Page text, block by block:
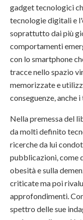
gadget tecnologici
tecnologie digitali e
soprattutto dai più
comportamenti
con lo smartphone
tracce nello spazio
memorizzate e
conseguenze, anche
Nella premessa del
da molti definito
ricerche da lui
pubblicazioni, come
obesità e sulla
criticate ma poi
approfondimenti.
spettro delle sue